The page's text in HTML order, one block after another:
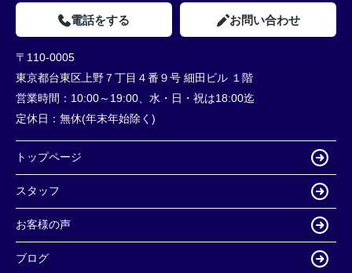
電話をする お問い合わせ
〒110-0005
東京都台東区上野７丁目４番９号 細田ビル １階
営業時間： 10:00～19:00、水・日・祝は18:00迄
定休日： 無休(年末年始除く)
トップページ
スタッフ
お客様の声
ブログ